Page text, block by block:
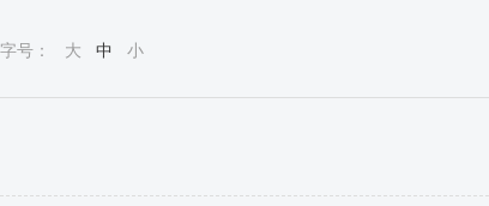
字号： 大 中 小